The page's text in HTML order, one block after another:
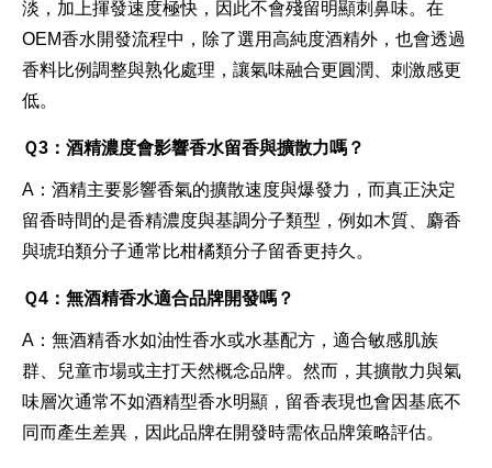
淡，加上揮發速度極快，因此不會殘留明顯刺鼻味。在
OEM香水開發流程中，除了選用高純度酒精外，也會透過
香料比例調整與熟化處理，讓氣味融合更圓潤、刺激感更
低。
Ｑ3：酒精濃度會影響香水留香與擴散力嗎？
A ：酒精主要影響香氣的擴散速度與爆發力，而真正決定
留香時間的是香精濃度與基調分子類型，例如木質、麝香
與琥珀類分子通常比柑橘類分子留香更持久。
Ｑ4：無酒精香水適合品牌開發嗎？
A ：無酒精香水如油性香水或水基配方，適合敏感肌族
群、兒童市場或主打天然概念品牌。然而，其擴散力與氣
味層次通常不如酒精型香水明顯，留香表現也會因基底不
同而產生差異，因此品牌在開發時需依品牌策略評估。